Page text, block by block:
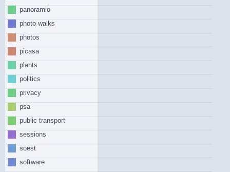
panoramio
photo walks
photos
picasa
plants
politics
privacy
psa
public transport
sessions
soest
software